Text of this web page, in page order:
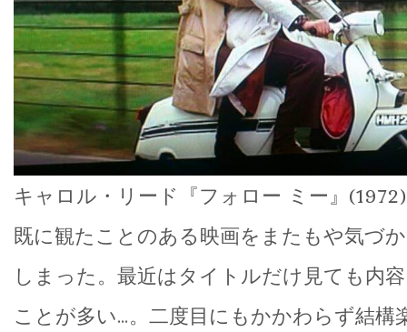
キャロル・リード『フォロー ミー』(1972)
既に観たことのある映画をまたもや気づ
しまった。最近はタイトルだけ見ても内
ことが多い…。二度目にもかかわらず結構